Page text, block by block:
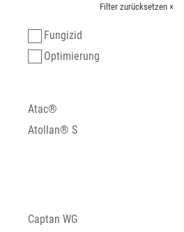
Filter zurücksetzen ×
Fungizid
Optimierung
Atac®
Atollan® S
Captan WG